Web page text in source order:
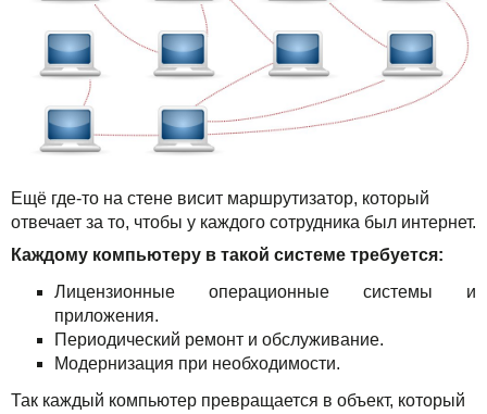
Ещё где-то на стене висит маршрутизатор, который
отвечает за то, чтобы у каждого сотрудника был интернет.
Каждому компьютеру в такой системе требуется:
Лицензионные операционные системы и
приложения.
Периодический ремонт и обслуживание.
Модернизация при необходимости.
Так каждый компьютер превращается в объект, который